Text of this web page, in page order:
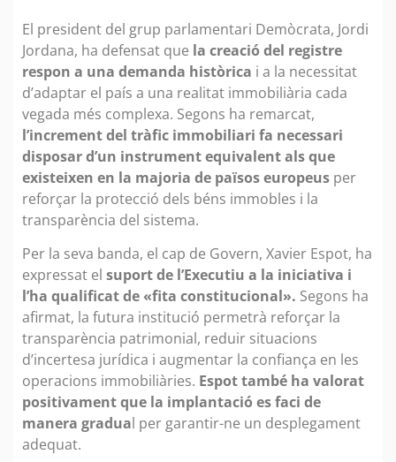
El president del grup parlamentari Demòcrata, Jordi
Jordana, ha defensat que la creació del registre
respon a una demanda històrica i a la necessitat
d’adaptar el país a una realitat immobiliària cada
vegada més complexa. Segons ha remarcat,
l’increment del tràfic immobiliari fa necessari
disposar d’un instrument equivalent als que
existeixen en la majoria de països europeus per
reforçar la protecció dels béns immobles i la
transparència del sistema.
Per la seva banda, el cap de Govern, Xavier Espot, ha
expressat el suport de l’Executiu a la iniciativa i
l’ha qualificat de «fita constitucional». Segons ha
afirmat, la futura institució permetrà reforçar la
transparència patrimonial, reduir situacions
d’incertesa jurídica i augmentar la confiança en les
operacions immobiliàries. Espot també ha valorat
positivament que la implantació es faci de
manera gradual per garantir-ne un desplegament
adequat.